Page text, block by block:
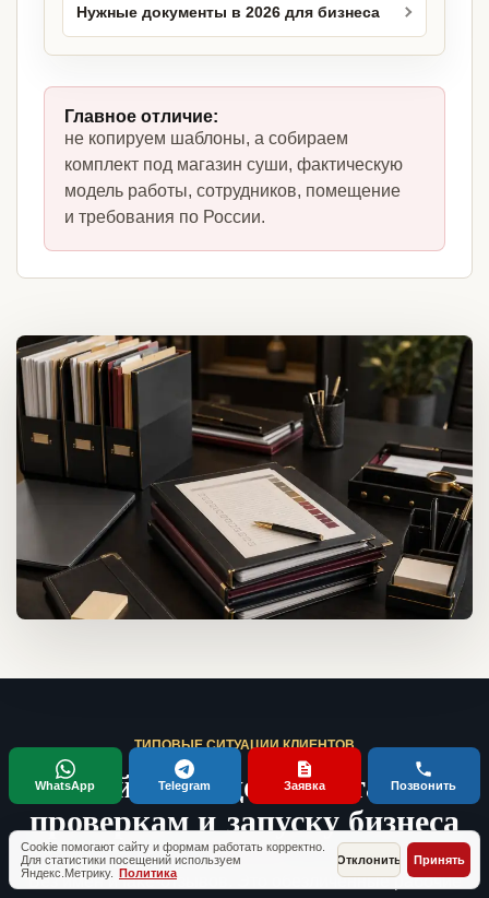
Нужные документы в 2026 для бизнеса
Главное отличие:
не копируем шаблоны, а собираем
комплект под магазин суши, фактическую
модель работы, сотрудников, помещение
и требования по России.
ТИПОВЫЕ СИТУАЦИИ КЛИЕНТОВ
Кейсы по документам,
проверкам и запуску бизнеса
Без имен и fake-отзывов. Это обезличенные рабочие
Cookie помогают сайту и формам работать корректно.
Для статистики посещений используем
Яндекс.Метрику. Политика
Отклонить Принять
WhatsApp Telegram Заявка Позвонить